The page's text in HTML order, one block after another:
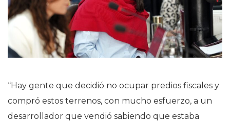
“Hay gente que decidió no ocupar predios fiscales y
compró estos terrenos, con mucho esfuerzo, a un
desarrollador que vendió sabiendo que estaba